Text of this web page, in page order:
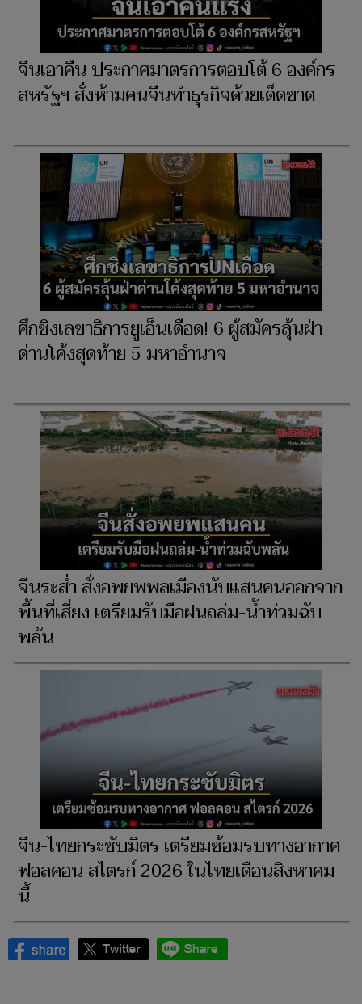
จีนเอาคืน ประกาศมาตรการตอบโต้ 6 องค์กร
สหรัฐฯ สั่งห้ามคนจีนทำธุรกิจด้วยเด็ดขาด
ศึกชิงเลขาธิการยูเอ็นเดือด! 6 ผู้สมัครลุ้นฝ่า
ด่านโค้งสุดท้าย 5 มหาอำนาจ
จีนระส่ำ สั่งอพยพพลเมืองนับแสนคนออกจาก
พื้นที่เสี่ยง เตรียมรับมือฝนถล่ม-น้ำท่วมฉับ
พลัน
จีน-ไทยกระชับมิตร เตรียมซ้อมรบทางอากาศ
ฟอลคอน สไตรก์ 2026 ในไทยเดือนสิงหาคม
นี้